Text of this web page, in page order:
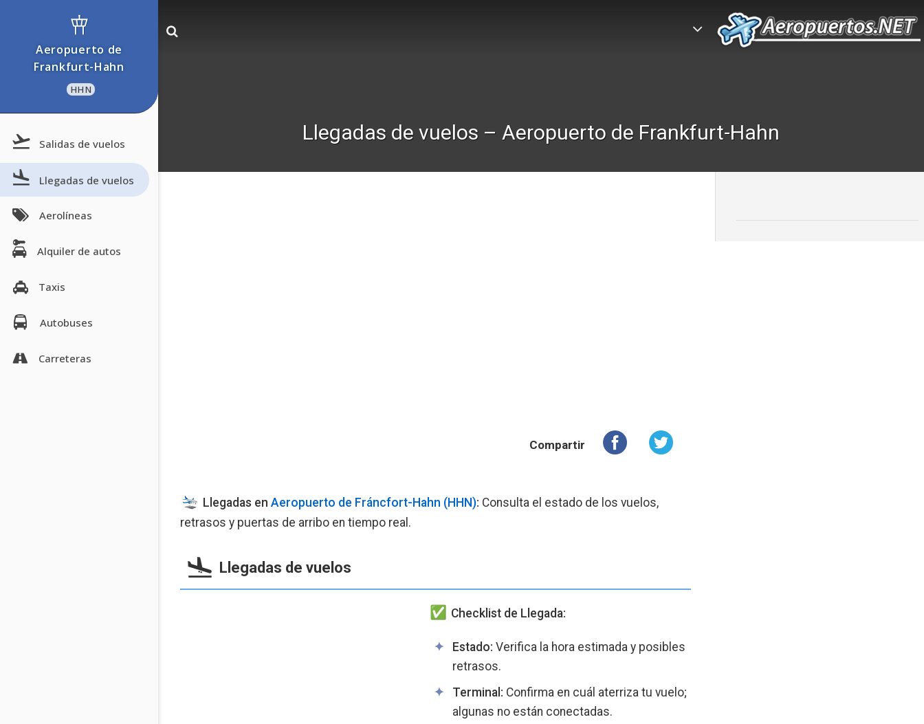
Aeropuerto de
Frankfurt-Hahn
HHN
Salidas de vuelos
Llegadas de vuelos
Aerolíneas
Alquiler de autos
Taxis
Autobuses
Carreteras
Llegadas de vuelos – Aeropuerto de Frankfurt-Hahn
Compartir
Llegadas en Aeropuerto de Fráncfort-Hahn (HHN): Consulta el estado de los vuelos,
retrasos y puertas de arribo en tiempo real.
Llegadas de vuelos
Checklist de Llegada:
Estado: Verifica la hora estimada y posibles
retrasos.
Terminal: Confirma en cuál aterriza tu vuelo;
algunas no están conectadas.